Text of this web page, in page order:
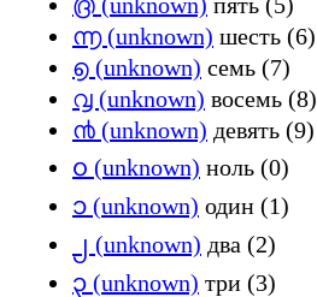
൬ (unknown) шесть (6)
൭ (unknown) семь (7)
൮ (unknown) восемь (8)
൯ (unknown) девять (9)
၀ (unknown) ноль (0)
၁ (unknown) один (1)
၂ (unknown) два (2)
၃ (unknown) три (3)